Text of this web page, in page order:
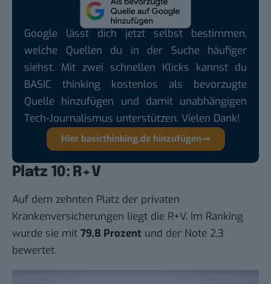
Google lässt dich jetzt selbst bestimmen,
welche Quellen du in der Suche häufiger
siehst. Mit zwei schnellen Klicks kannst du
BASIC thinking kostenlos als bevorzugte
Quelle hinzufügen und damit unabhängigen
Tech-Journalismus unterstützen. Vielen Dank!
Hier basicthinking.de hinzufügen
Platz 10: R+V
Auf dem zehnten Platz der privaten
Krankenversicherungen liegt die R+V. Im Ranking
wurde sie mit 79,8 Prozent und der Note 2,3
bewertet.